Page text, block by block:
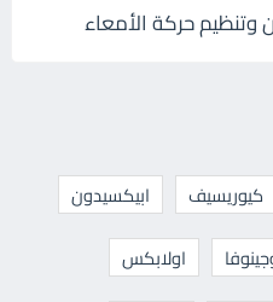
حركة الأمعاء
كيوريسيف
ابيكسيدون
اولابكس